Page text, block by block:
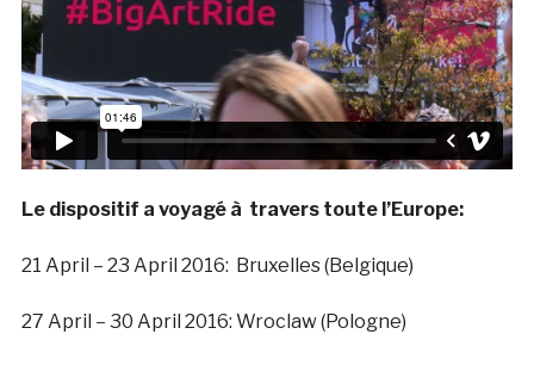
Le dispositif a voyagé à travers toute l’Europe:
21 April – 23 April 2016: Bruxelles (Belgique)
27 April – 30 April 2016: Wroclaw (Pologne)